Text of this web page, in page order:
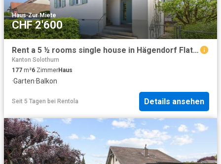
Haus·Zur Miete
CHF 2'600
Rent a 5 ½ rooms single house in Hägendorf Flatfox
Kanton Solothurn
177 m²6 ZimmerHaus
·Garten·Balkon
Seit 5 Tagen bei Rentola Details ansehen